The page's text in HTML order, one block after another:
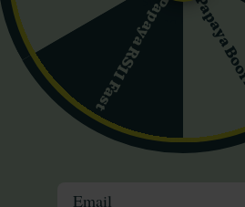
aromatische Mischung
von Medical Seeds als
Erntezyklus, gepaart mit ihrem
Enthusiasten. Ob Sie für den
mit Sicherheit beeindrucken.
Papaya RS11 Fast
Email